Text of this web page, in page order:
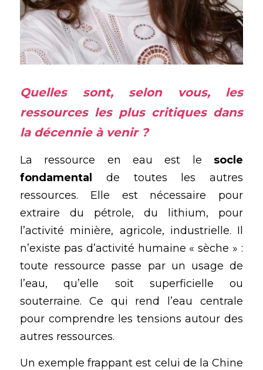
Quelles sont, selon vous, les
ressources les plus critiques dans
la décennie à venir ?
La ressource en eau est le socle
fondamental
de toutes les autres
ressources. Elle est nécessaire pour
extraire du pétrole, du lithium, pour
l’activité minière, agricole, industrielle. Il
n’existe pas d’activité humaine « sèche » :
toute ressource passe par un usage de
l’eau, qu’elle soit superficielle ou
souterraine. Ce qui rend l’eau centrale
pour comprendre les tensions autour des
autres ressources.
Un exemple frappant est celui de la Chine